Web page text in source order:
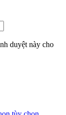
duyệt này cho